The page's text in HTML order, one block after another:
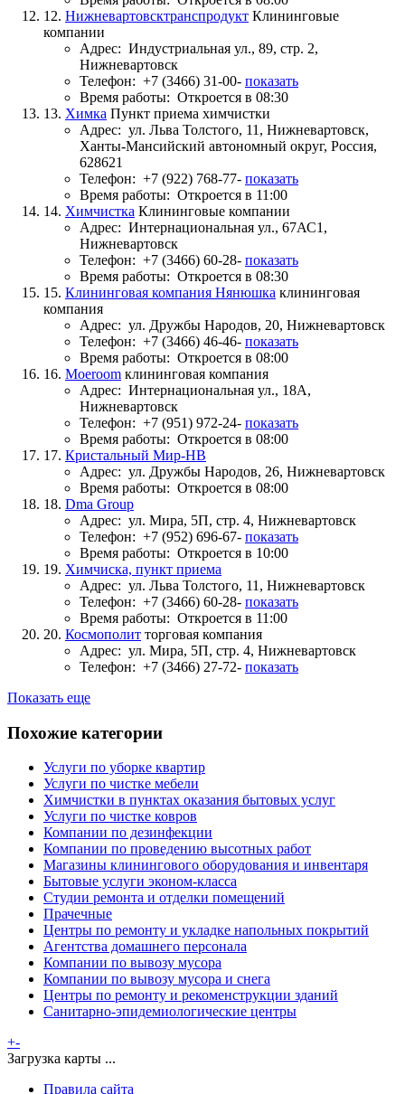
12. Нижневартовсктранспродукт Клининговые
компании
Адрес: Индустриальная ул., 89, стр. 2,
Нижневартовск
Телефон: +7 (3466) 31-00- показать
Время работы: Откроется в 08:30
13. Химка Пункт приема химчистки
Адрес: ул. Льва Толстого, 11, Нижневартовск,
Ханты-Мансийский автономный округ, Россия,
628621
Телефон: +7 (922) 768-77- показать
Время работы: Откроется в 11:00
14. Химчистка Клининговые компании
Адрес: Интернациональная ул., 67АС1,
Нижневартовск
Телефон: +7 (3466) 60-28- показать
Время работы: Откроется в 08:30
15. Клининговая компания Нянюшка клининговая
компания
Адрес: ул. Дружбы Народов, 20, Нижневартовск
Телефон: +7 (3466) 46-46- показать
Время работы: Откроется в 08:00
16. Moeroom клининговая компания
Адрес: Интернациональная ул., 18А,
Нижневартовск
Телефон: +7 (951) 972-24- показать
Время работы: Откроется в 08:00
17. Кристальный Мир-НВ
Адрес: ул. Дружбы Народов, 26, Нижневартовск
Время работы: Откроется в 08:00
18. Dma Group
Адрес: ул. Мира, 5П, стр. 4, Нижневартовск
Телефон: +7 (952) 696-67- показать
Время работы: Откроется в 10:00
19. Химчиска, пункт приема
Адрес: ул. Льва Толстого, 11, Нижневартовск
Телефон: +7 (3466) 60-28- показать
Время работы: Откроется в 11:00
20. Космополит торговая компания
Адрес: ул. Мира, 5П, стр. 4, Нижневартовск
Телефон: +7 (3466) 27-72- показать
Показать еще
Похожие категории
Услуги по уборке квартир
Услуги по чистке мебели
Химчистки в пунктах оказания бытовых услуг
Услуги по чистке ковров
Компании по дезинфекции
Компании по проведению высотных работ
Магазины клинингового оборудования и инвентаря
Бытовые услуги эконом-класса
Студии ремонта и отделки помещений
Прачечные
Центры по ремонту и укладке напольных покрытий
Агентства домашнего персонала
Компании по вывозу мусора
Компании по вывозу мусора и снега
Центры по ремонту и рекоменструкции зданий
Санитарно-эпидемиологические центры
+-
Загрузка карты ...
Правила сайта